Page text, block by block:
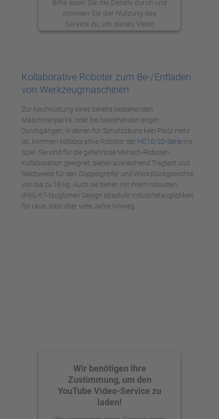
Bitte lesen Sie die Details durch und
stimmen Sie der Nutzung des
Service zu, um dieses Video
anzusehen.
Akzeptieren
Management Platform
Kollaborative Roboter zum Be-/Entladen
von Werkzeugmaschinen
Zur Nachrüstung eines bereits bestehenden
Maschinenparks, oder bei bestehenden engen
Durchgängen, in denen für Schutzzäune kein Platz mehr
ist, kommen kollaborative Roboter der HC10/20-Serie ins
Spiel. Sie sind für die gefahrlose Mensch-Roboter-
Kollaboration geeignet, bieten ausreichend Traglast und
Reichweite für den Doppelgreifer und Werkstückgewichte
von bis zu 18 kg. Auch sie bieten mit ihrem robusten,
IP65/67-tauglichen Design absolute Industrietauglichkeit
für raue Jobs über viele Jahre hinweg.
Wir benötigen Ihre
Zustimmung, um den
YouTube Video-Service zu
laden!